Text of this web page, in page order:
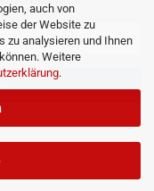
auch von
der Website zu
zu analysieren und Ihnen
Weitere
.